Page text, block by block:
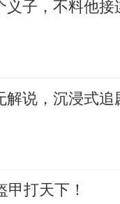
义子，不料他
解说，沉浸式追
打天下！